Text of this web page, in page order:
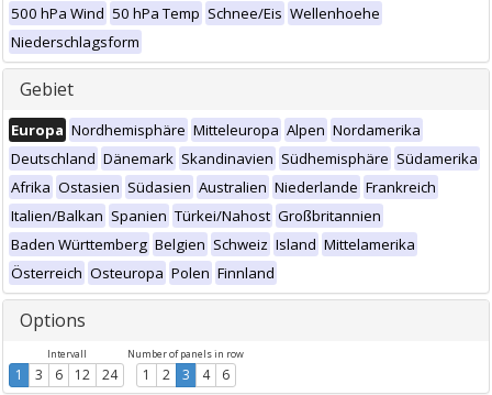
500 hPa Wind 50 hPa Temp Schnee/Eis Wellenhoehe
Niederschlagsform
Gebiet
Europa Nordhemisphäre Mitteleuropa Alpen Nordamerika
Deutschland Dänemark Skandinavien Südhemisphäre Südamerika
Afrika Ostasien Südasien Australien Niederlande Frankreich
Italien/Balkan Spanien Türkei/Nahost Großbritannien
Baden Württemberg Belgien Schweiz Island Mittelamerika
Österreich Osteuropa Polen Finnland
Options
Intervall
1 3 6 12 24
Number of panels in row
1 2 3 4 6